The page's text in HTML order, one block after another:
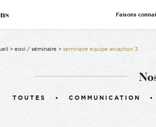
–
Événementiel
Communicants
Faisons
> eovi / séminaire > seminaire equipe arcachon 3
TOUTES COMMUNICATION